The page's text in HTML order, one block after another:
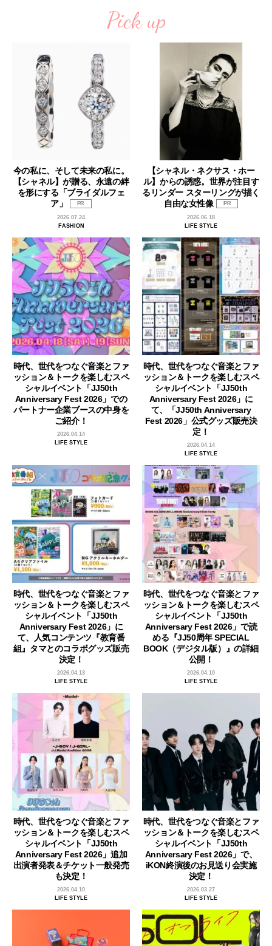
Pick up
今の私に、そして未来の私に。
【シャネル】が贈る、永遠の絆
を形にする「ブライダルフェ
ア」
PR
2026.07.24
FASHION
【シャネル・ネクサス・ホー
ル】からの誘惑。世界が注目す
るリンダー スターリングが描く
自由な女性像
PR
2026.06.18
LIFE STYLE
時代、世代をつなぐ音楽とファ
ッション＆トークを楽しむスペ
シャルイベント「JJ50th
Anniversary Fest 2026」での
パートナー企業ブースの中身を
ご紹介！
2026.04.14
LIFE STYLE
時代、世代をつなぐ音楽とファ
ッション＆トークを楽しむスペ
シャルイベント「JJ50th
Anniversary Fest 2026」に
て、「JJ50th Anniversary
Fest 2026」公式グッズ販売決
定！
2026.04.14
LIFE STYLE
時代、世代をつなぐ音楽とファ
ッション＆トークを楽しむスペ
シャルイベント「JJ50th
Anniversary Fest 2026」に
て、人気コンテンツ『教育番
組』タマとのコラボグッズ販売
決定！
2026.04.13
LIFE STYLE
時代、世代をつなぐ音楽とファ
ッション＆トークを楽しむスペ
シャルイベント「JJ50th
Anniversary Fest 2026」で読
める『JJ50周年 SPECIAL
BOOK（デジタル版）』の詳細
公開！
2026.04.10
LIFE STYLE
時代、世代をつなぐ音楽とファ
ッション＆トークを楽しむスペ
シャルイベント「JJ50th
Anniversary Fest 2026」追加
出演者発表＆チケット一般発売
も決定！
2026.04.10
LIFE STYLE
時代、世代をつなぐ音楽とファ
ッション＆トークを楽しむスペ
シャルイベント「JJ50th
Anniversary Fest 2026」で、
iKON終演後のお見送り会実施
決定！
2026.03.27
LIFE STYLE